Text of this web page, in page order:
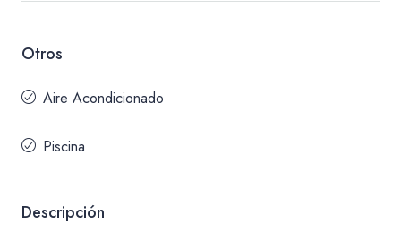
Otros
Aire Acondicionado
Piscina
Descripción